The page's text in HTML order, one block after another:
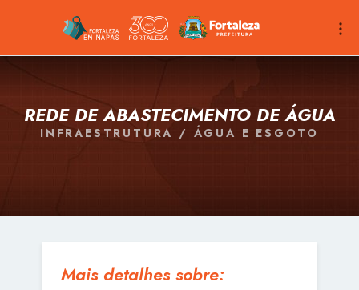
REDE DE ABASTECIMENTO DE ÁGUA
INFRAESTRUTURA / ÁGUA E ESGOTO
Mais detalhes sobre: